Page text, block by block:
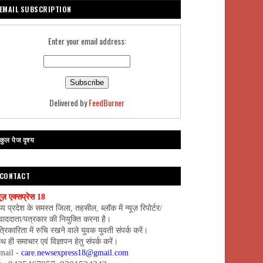
EMAIL SUBSCRIPTION
Enter your email address:
Delivered byFeedBurner
पेज दृश्य
CONTACT
एक्सप्रेस 18
प्रदेश के समस्त जिला, तहसील, ब्लॉक में न्यूज़ रिपोर्टर/
पत्रकार की नियुक्ति करना है।
में रुचि रखने वाले युवक युवती संपर्क करें।
ही समाचार एवं विज्ञापन हेतु संपर्क करें।
- care.newsexpress18@gmail.com